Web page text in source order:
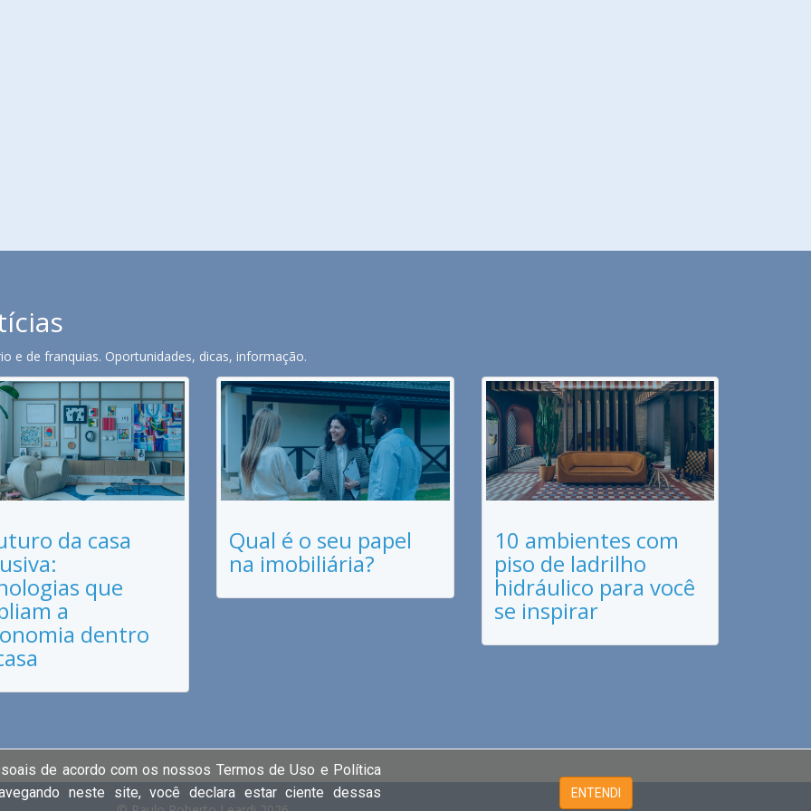
e de franquias. Oportunidades, dicas, informação.
da casa
que
a
dentro
Qual é o seu papel
na imobiliária?
10 ambientes com
piso de ladrilho
hidráulico para você
se inspirar
de acordo com os nossos Termos de Uso e Política
neste site, você declara estar ciente dessas
ENTENDI